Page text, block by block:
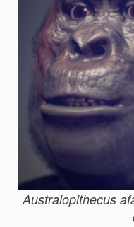
Australopithecus